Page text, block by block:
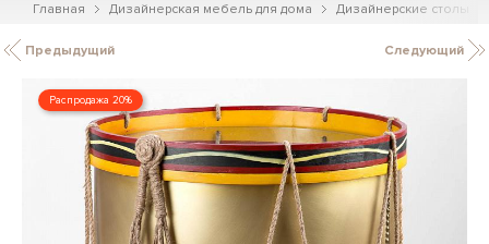
Главная Дизайнерская мебель для дома Дизайнерские столы
Предыдущий Следующий
Распродажа 20%